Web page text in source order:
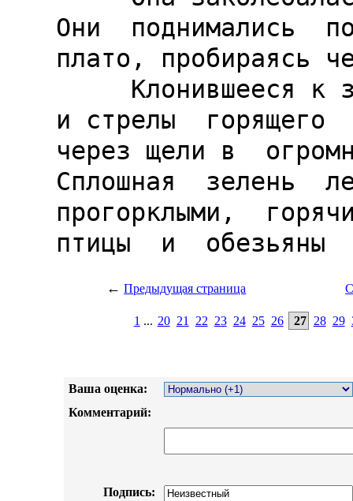
← Предыдущая страница
1 ... 20 21 22 23 24 25 26 27 28 29
Ваша оценка:
Комментарий:
Подпись: